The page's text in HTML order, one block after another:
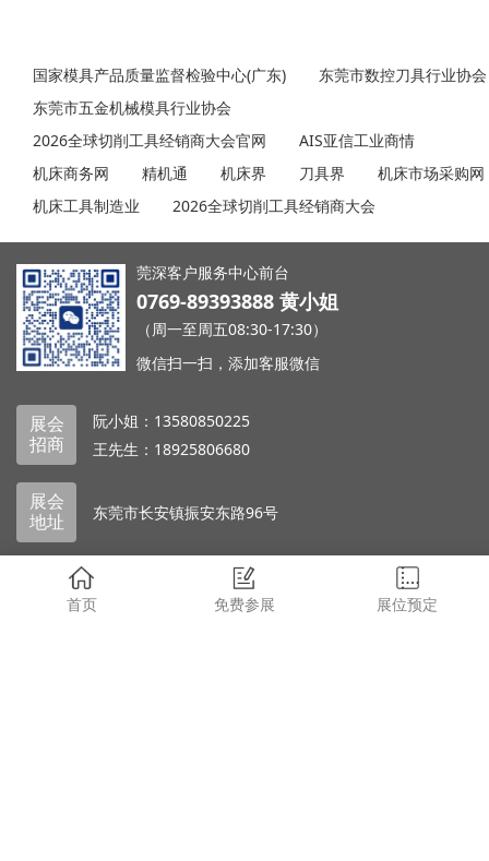
国家模具产品质量监督检验中心(广东)
东莞市数控刀具行业协会
东莞市五金机械模具行业协会
2026全球切削工具经销商大会官网
AIS亚信工业商情
机床商务网
精机通 机床界 刀具界
机床市场采购网
机床工具制造业
2026全球切削工具经销商大会
莞深客户服务中心前台
0769-89393888 黄小姐
（周一至周五08:30-17:30）
微信扫一扫，添加客服微信
展会
招商
阮小姐：13580850225
王先生：18925806680
展会
地址
东莞市长安镇振安东路96号
首页 免费参展 展位预定